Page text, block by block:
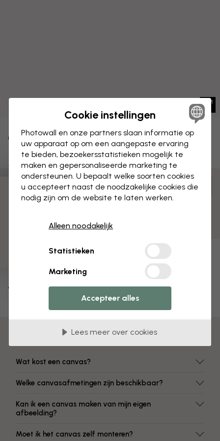
Málaga Spanje Skyline
CANVAS Opslaan
Aanpassen en bestellen
Voorgemonteerd en klaar om op te hangen
Kleuren vervagen niet
Verzending en retourneren
Veelgestelde vragen
Wat kost een canvas?
Welke canvasafmetingen zijn beschikbaar?
Kan ik een canvas maken van mijn eigen
afbeelding?
Moet ik het canvas zelf monteren?
Cookie instellingen
Photowall en onze partners slaan informatie op
uw apparaat op om een aangepaste ervaring
te bieden, bezoekersstatistieken mogelijk te
maken en gepersonaliseerde marketing te
ondersteunen. U bepaalt welke soorten cookies
u accepteert naast de noodzakelijke cookies die
nodig zijn om de website te laten werken.
Alleen noodakelijk
Statistieken
Marketing
Accepteer alles
Lees meer over cookies